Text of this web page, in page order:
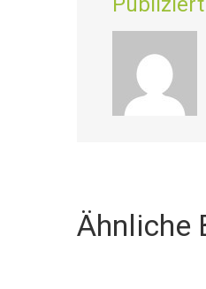
Ähnliche